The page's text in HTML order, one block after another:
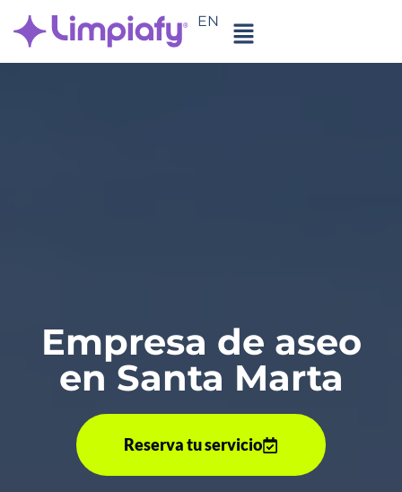
EN
Empresa de aseo
en Santa Marta
Reserva tu servicio